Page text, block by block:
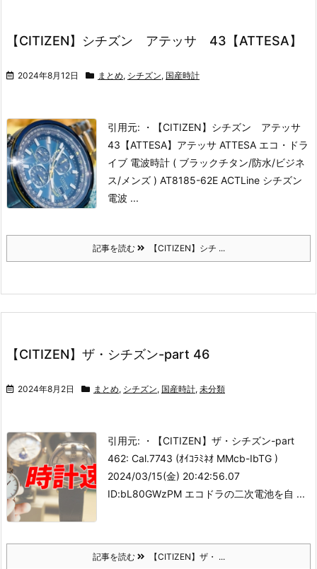
【CITIZEN】シチズン アテッサ 43【ATTESA】
2024年8月12日 まとめ, シチズン, 国産時計
引用元: ・【CITIZEN】シチズン アテッサ
43【ATTESA】 アテッサ ATTESA エコ・ドラ
イブ 電波時計 ( ブラックチタン/防水/ビジネ
ス/メンズ ) AT8185-62E ACTLine シチズン
電波 ...
記事を読む 【CITIZEN】シチ ...
【CITIZEN】ザ・シチズン-part 46
2024年8月2日 まとめ, シチズン, 国産時計, 未分類
引用元: ・【CITIZEN】ザ・シチズン-part
462: Cal.7743 (ｵｲｺﾗﾐﾈｵ MMcb-IbTG )
2024/03/15(金) 20:42:56.07
ID:bL80GWzPM エコドラの二次電池を自 ...
記事を読む 【CITIZEN】ザ・ ...